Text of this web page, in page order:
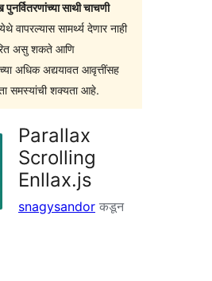
पुनर्वितरणांच्या साथी चाचणी
वापरल्यास सामर्थ्य देणार नाही
असु शकते आणि
अधिक अद्ययावत आवृत्तींसह
समस्यांची शक्यता आहे.
Parallax
Scrolling
Enllax.js
snagysandor कडून